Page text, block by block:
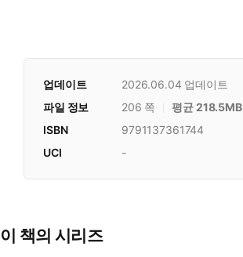
업데이트 2026.06.04 업데이트
파일 정보 206 쪽
평균 218.5MB
ISBN
9791137361744
UCI
-
이 책의 시리즈